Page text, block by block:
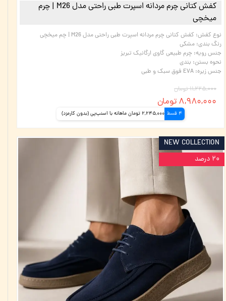
کفش کتانی چرم مردانه اسپرت طبی راحتی مدل M26 | چرم
میخچی
نوع کفش: کفش کتانی چرم مردانه اسپرت طبی راحتی مدل M26 | چم میخچی
رنگ بندی: مشکی
جنس رویه: چرم طبیعی گاوی ارگانیک تبریز
نحوه بستن: بندی
جنس زیره: EVA فوق سبک و طبی
۱۱,۲۲۵,۰۰۰ تومان
۸,۹۸۰,۰۰۰ تومان
4 قسط 2,245,000 تومان ماهانه با اسنپ‌پی (بدون کارمزد)
NEW COLLECTION
۲۰ درصد